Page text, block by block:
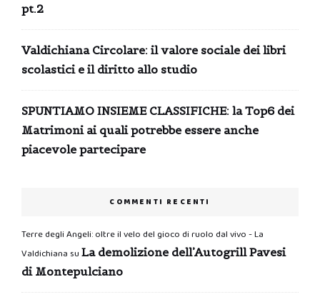
pt.2
Valdichiana Circolare: il valore sociale dei libri
scolastici e il diritto allo studio
SPUNTIAMO INSIEME CLASSIFICHE: la Top6 dei
Matrimoni ai quali potrebbe essere anche
piacevole partecipare
COMMENTI RECENTI
Terre degli Angeli: oltre il velo del gioco di ruolo dal vivo - La
Valdichiana su La demolizione dell’Autogrill Pavesi
di Montepulciano